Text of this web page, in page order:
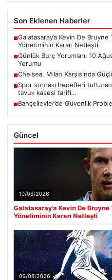
Son Eklenen Haberler
■Galatasaray’a Kevin De
Yönetiminin Kararı Netleşti
■Günlük Burç Yorumları: 10
Yorumu
■Chelsea, Milan Karşısında
■Spor sonrası hedefleri
tavuk kasesi tarifi…
■Bahçelievler’de Güvenlik
Güncel
10/08/2026
Galatasaray’a Kevin De
Yönetiminin Kararı Netleşti
09/08/2026